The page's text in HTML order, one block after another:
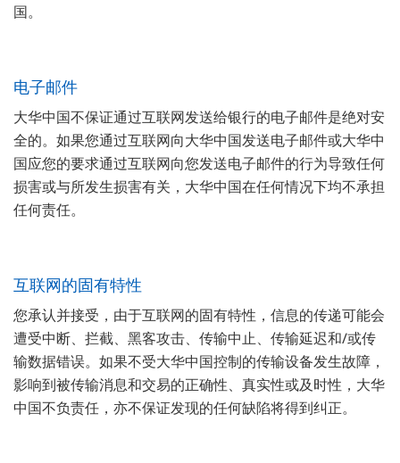
国。
电子邮件
大华中国不保证通过互联网发送给银行的电子邮件是绝对安
全的。如果您通过互联网向大华中国发送电子邮件或大华中
国应您的要求通过互联网向您发送电子邮件的行为导致任何
损害或与所发生损害有关，大华中国在任何情况下均不承担
任何责任。
互联网的固有特性
您承认并接受，由于互联网的固有特性，信息的传递可能会
遭受中断、拦截、黑客攻击、传输中止、传输延迟和/或传
输数据错误。如果不受大华中国控制的传输设备发生故障，
影响到被传输消息和交易的正确性、真实性或及时性，大华
中国不负责任，亦不保证发现的任何缺陷将得到纠正。